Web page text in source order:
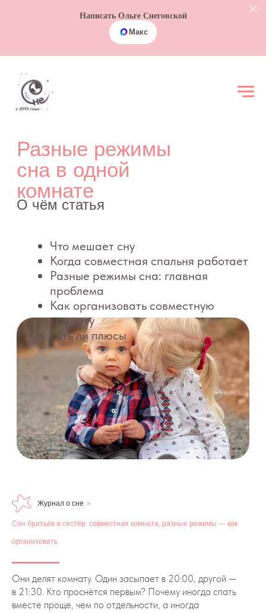
Написать Ольге Снеговской
Макс
Что мешает сну
Когда совместная спальня работает
Разные режимы сна: главная
проблема
Есть ли плюсы
О чём статья
Разные режимы
Журнал о сне »
Сон братьев и сестёр: совместная комната, разные режимы — как
организовать
Они делят комнату. Один засыпает в 20:00, другой —
в 21:30. Кто проснётся первым? Почему иногда спать
вместе проще, чем по отдельности, а иногда